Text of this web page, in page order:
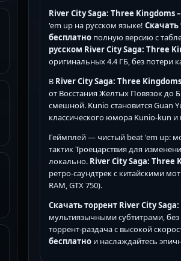
River City Saga: Three Kingdoms
'em up на русском языке! Скачать
бесплатно полную версию с
русском River City Saga: Three
оригинальных 4.4 ГБ, без потери
В River City Saga: Three
от Восстания Желтых Повязок до
смешной. Kunio становится Guan
классического юмора Kunio-kun и
Геймплей — чистый beat 'em up:
тактик Троецарствия для
локально. River City Saga: Three
ретро-саундтрек с китайскими
RAM, GTX 750).
Скачать торрент River City
мультиязычными субтитрами,
торрент-раздача с высокой
бесплатно и наслаждайтесь